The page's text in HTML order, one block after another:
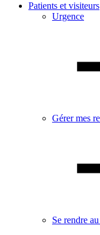
Patients et visiteurs
Urgence
Gérer mes
Se rendre